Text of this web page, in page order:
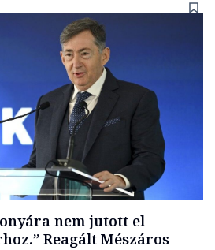
nem jutott el
Reagált Mészáros